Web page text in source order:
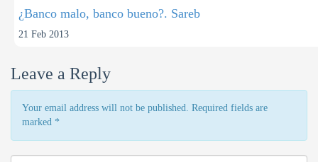
¿Banco malo, banco bueno?. Sareb
21 Feb 2013
Leave a Reply
Your email address will not be published. Required fields are
marked *